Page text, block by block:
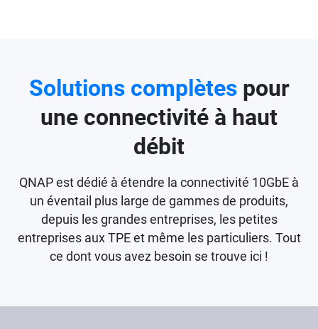
Solutions complètespour
une connectivité à haut
débit
QNAP est dédié à étendre la connectivité 10GbE à
un éventail plus large de gammes de produits,
depuis les grandes entreprises, les petites
entreprises aux TPE et même les particuliers. Tout
ce dont vous avez besoin se trouve ici !